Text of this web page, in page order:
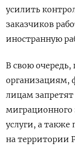
усилить
заказчиков
иностранную
В свою очередь,
организациям,
лицам
миграционного
услуги, а также
на территории